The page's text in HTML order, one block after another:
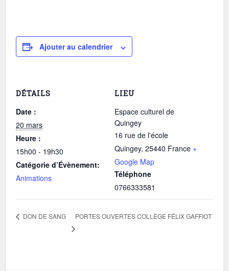
Ajouter au calendrier
DÉTAILS
Date :
20 mars
Heure :
15h00 - 19h30
Catégorie d’Évènement:
Animations
LIEU
Espace culturel de
Quingey
16 rue de l'école
Quingey, 25440 France +
Google Map
Téléphone
0766333581
DON DE SANG PORTES OUVERTES COLLÈGE FÉLIX GAFFIOT